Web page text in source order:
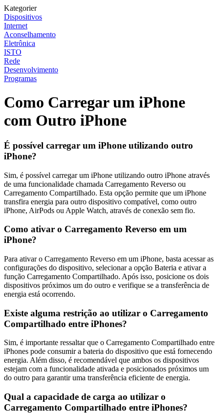
Kategorier
Dispositivos
Internet
Aconselhamento
Eletrônica
ISTO
Rede
Desenvolvimento
Programas
Como Carregar um iPhone
com Outro iPhone
É possível carregar um iPhone utilizando outro
iPhone?
Sim, é possível carregar um iPhone utilizando outro iPhone através
de uma funcionalidade chamada Carregamento Reverso ou
Carregamento Compartilhado. Esta opção permite que um iPhone
transfira energia para outro dispositivo compatível, como outro
iPhone, AirPods ou Apple Watch, através de conexão sem fio.
Como ativar o Carregamento Reverso em um
iPhone?
Para ativar o Carregamento Reverso em um iPhone, basta acessar as
configurações do dispositivo, selecionar a opção Bateria e ativar a
função Carregamento Compartilhado. Após isso, posicione os dois
dispositivos próximos um do outro e verifique se a transferência de
energia está ocorrendo.
Existe alguma restrição ao utilizar o Carregamento
Compartilhado entre iPhones?
Sim, é importante ressaltar que o Carregamento Compartilhado entre
iPhones pode consumir a bateria do dispositivo que está fornecendo
energia. Além disso, é recomendável que ambos os dispositivos
estejam com a funcionalidade ativada e posicionados próximos um
do outro para garantir uma transferência eficiente de energia.
Qual a capacidade de carga ao utilizar o
Carregamento Compartilhado entre iPhones?